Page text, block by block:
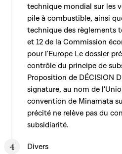
technique mondial sur les
pile à combustible, ainsi
technique des règlements
et 12 de la Commission
pour l'Europe Le dossier
contrôle du principe de
Proposition de DÉCISION
signature, au nom de
convention de Minamata
précité ne relève pas du
subsidiarité.
Divers